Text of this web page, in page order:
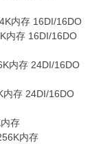
内存 16DI/16DO
内存 16DI/16DO
内存 24DI/16DO
内存 24DI/16DO
存
内存